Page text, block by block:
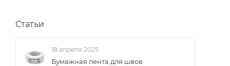
Серый шифер (
Табачный (
Статьи
18 апреля 2025
Бумажная лента для швов